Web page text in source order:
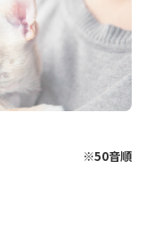
※50音順